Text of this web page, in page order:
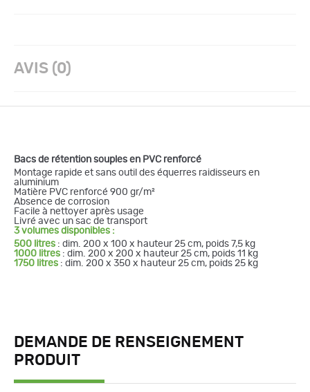
AVIS (0)
Bacs de rétention souples en PVC renforcé
Montage rapide et sans outil des équerres raidisseurs en
aluminium
Matière PVC renforcé 900 gr/m²
Absence de corrosion
Facile à nettoyer après usage
Livré avec un sac de transport
3 volumes disponibles :
500 litres : dim. 200 x 100 x hauteur 25 cm, poids 7,5 kg
1000 litres : dim. 200 x 200 x hauteur 25 cm, poids 11 kg
1750 litres : dim. 200 x 350 x hauteur 25 cm, poids 25 kg
DEMANDE DE RENSEIGNEMENT
PRODUIT